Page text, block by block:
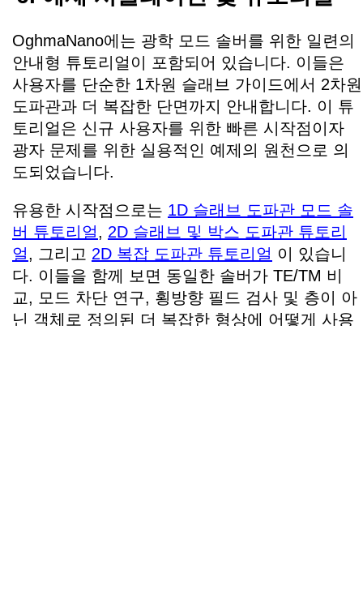
OghmaNano에는 광학 모드 솔버를 위한 일련의
안내형 튜토리얼이 포함되어 있습니다. 이들은
사용자를 단순한 1차원 슬래브 가이드에서 2차원
도파관과 더 복잡한 단면까지 안내합니다. 이 튜
토리얼은 신규 사용자를 위한 빠른 시작점이자
광자 문제를 위한 실용적인 예제의 원천으로 의
도되었습니다.
유용한 시작점으로는 1D 슬래브 도파관 모드 솔
버 튜토리얼, 2D 슬래브 및 박스 도파관 튜토리
얼, 그리고 2D 복잡 도파관 튜토리얼 이 있습니
다. 이들을 함께 보면 동일한 솔버가 TE/TM 비
교, 모드 차단 연구, 횡방향 필드 검사 및 층이 아
닌 객체로 정의된 더 복잡한 형상에 어떻게 사용